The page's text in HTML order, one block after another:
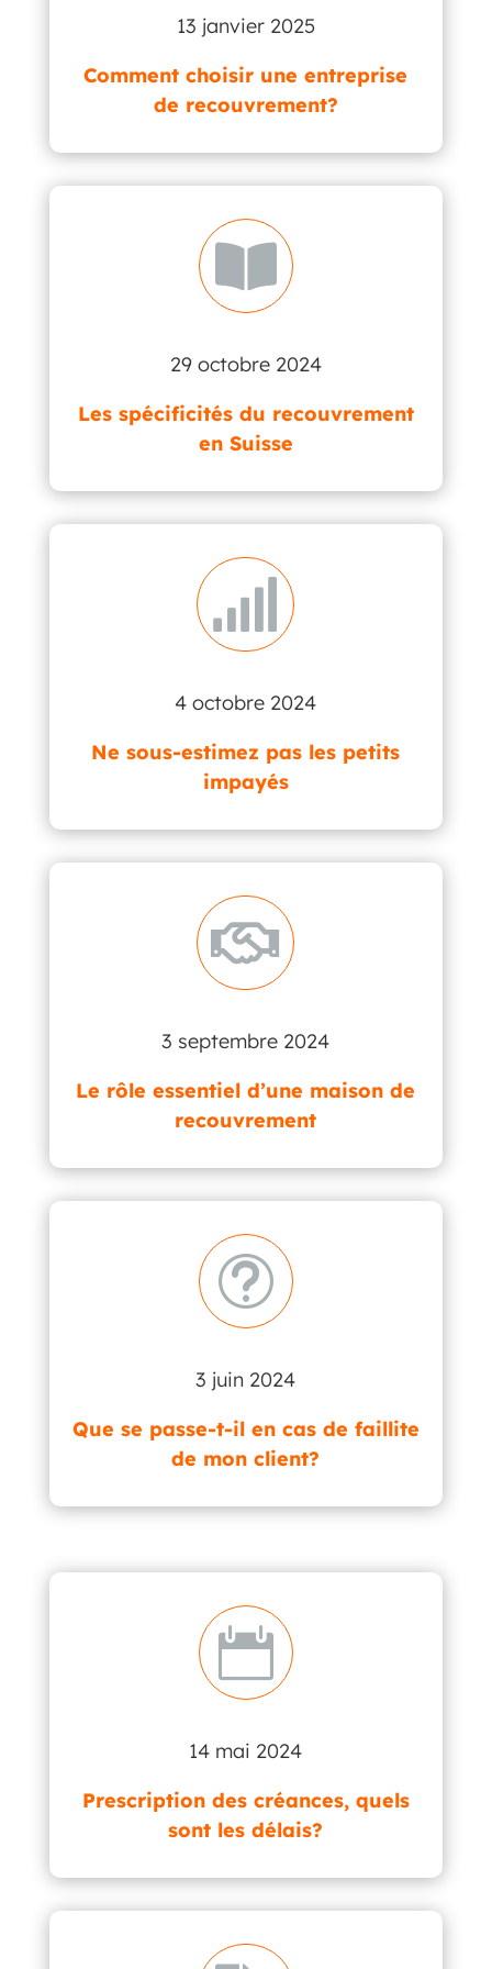
13 janvier 2025
Comment choisir une entreprise
de recouvrement?

29 octobre 2024
Les spécificités du recouvrement
en Suisse

4 octobre 2024
Ne sous-estimez pas les petits
impayés

3 septembre 2024
Le rôle essentiel d’une maison de
recouvrement
t
3 juin 2024
Que se passe-t-il en cas de faillite
de mon client?

14 mai 2024
Prescription des créances, quels
sont les délais?